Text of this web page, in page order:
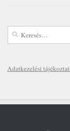
Keresés:
Adatkezelési